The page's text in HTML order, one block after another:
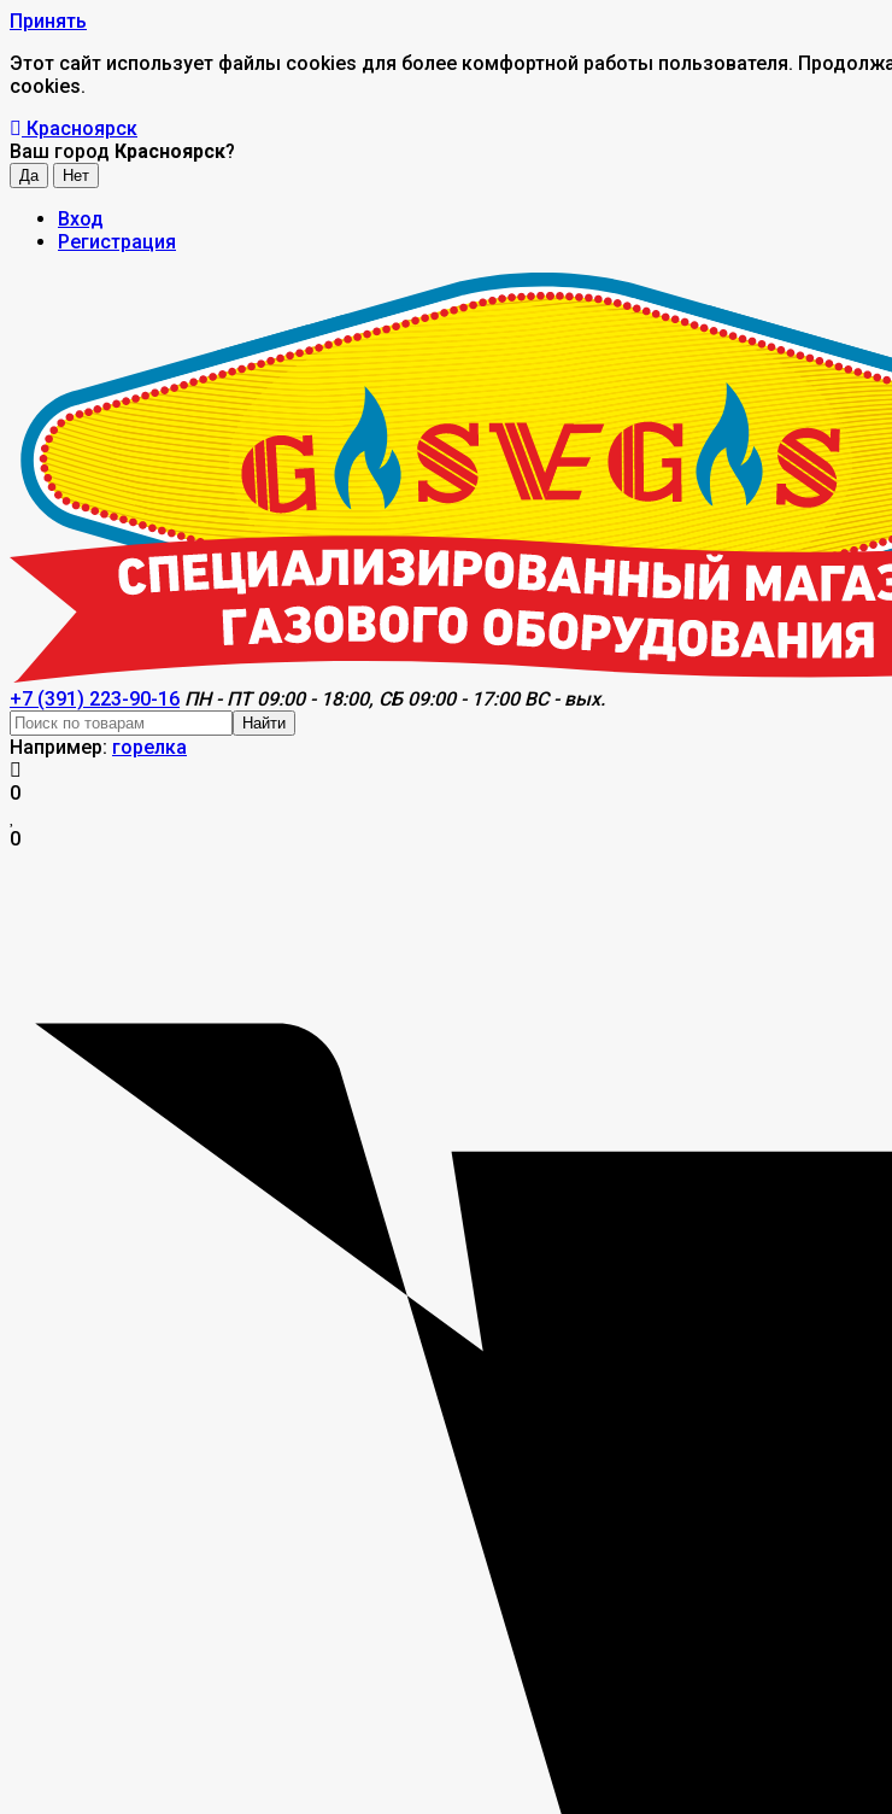
Принять
Этот сайт использует файлы cookies для более комфортной работы пользователя.
cookies.
Красноярск
Ваш город Красноярск?
Вход
Регистрация
+7 (391) 223-90-16 ПН - ПТ 09:00 - 18:00, СБ 09:00 - 17:00 ВС - вых.
Найти
Например: горелка
0
0